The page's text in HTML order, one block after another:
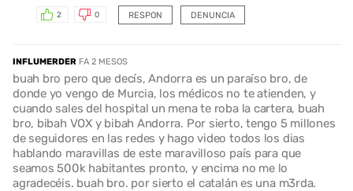
RESPON
2 0 DENUNCIA
INFLUMERDER FA 2 MESOS
buah bro pero que decís, Andorra es un paraíso bro, de
donde yo vengo de Murcia, los médicos no te atienden, y
cuando sales del hospital un mena te roba la cartera, buah
bro, bibah VOX y bibah Andorra. Por sierto, tengo 5 millones
de seguidores en las redes y hago video todos los dias
hablando maravillas de este maravilloso país para que
seamos 500k habitantes pronto, y encima no me lo
agradecéis. buah bro. por sierto el catalán es una m3rda.